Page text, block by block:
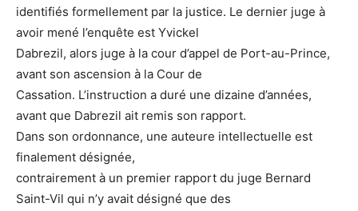
identifiés formellement par la justice. Le dernier juge à
avoir mené l’enquête est Yvickel
Dabrezil, alors juge à la cour d’appel de Port-au-Prince,
avant son ascension à la Cour de
Cassation. L’instruction a duré une dizaine d’années,
avant que Dabrezil ait remis son rapport.
Dans son ordonnance, une auteure intellectuelle est
finalement désignée,
contrairement à un premier rapport du juge Bernard
Saint-Vil qui n’y avait désigné que des